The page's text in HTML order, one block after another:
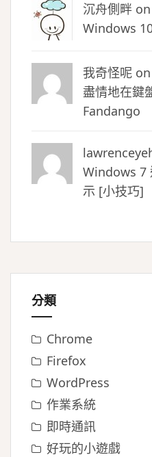
沉舟側畔 on
Windows
我奇怪呢 on
盡情地在鍵
Fandango
Windows 7
示 [小技巧]
分類
Chrome
Firefox
WordPress
作業系統
即時通訊
好玩的小遊戲